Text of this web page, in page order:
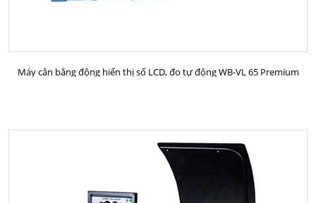
MUA HÀNG
Máy cân bằng động hiển thị số LCD, đo tự động WB-VL 65 Premium